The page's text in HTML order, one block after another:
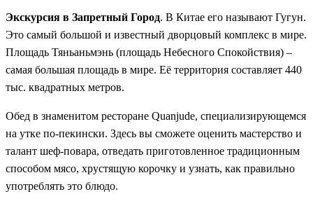
Экскурсия в Запретный Город. В Китае его называют Гугун.
Это самый большой и известный дворцовый комплекс в мире.
Площадь Тяньаньмэнь (площадь Небесного Спокойствия) –
самая большая площадь в мире. Её территория составляет 440
тыс. квадратных метров.
Обед в знаменитом ресторане Quanjude, специализирующемся
на утке по-пекински. Здесь вы сможете оценить мастерство и
талант шеф-повара, отведать приготовленное традиционным
способом мясо, хрустящую корочку и узнать, как правильно
употреблять это блюдо.